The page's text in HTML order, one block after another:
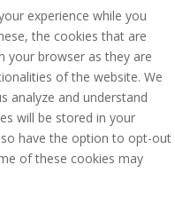
experience while you
the cookies that are
your browser as they are
of the website. We
analyze and understand
will be stored in your
have the option to opt-out
of these cookies may